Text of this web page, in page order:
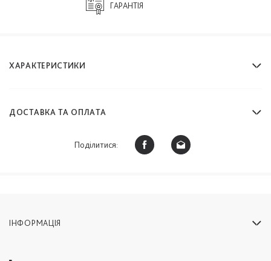
ГАРАНТІЯ
ХАРАКТЕРИСТИКИ
ДОСТАВКА ТА ОПЛАТА
Поділитися:
ІНФОРМАЦІЯ